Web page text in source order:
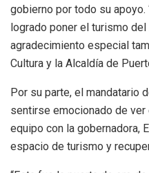
gobierno por todo su apoyo.
logrado poner el turismo
agradecimiento especial
Cultura y la Alcaldía de
Por su parte, el mandatario
sentirse emocionado de
equipo con la gobernadora,
espacio de turismo y